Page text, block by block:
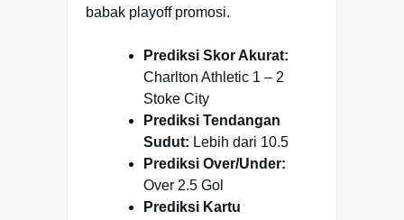
babak playoff promosi.
Prediksi Skor Akurat:
Charlton Athletic 1 – 2
Stoke City
Prediksi Tendangan
Sudut: Lebih dari 10.5
Prediksi Over/Under:
Over 2.5 Gol
Prediksi Kartu